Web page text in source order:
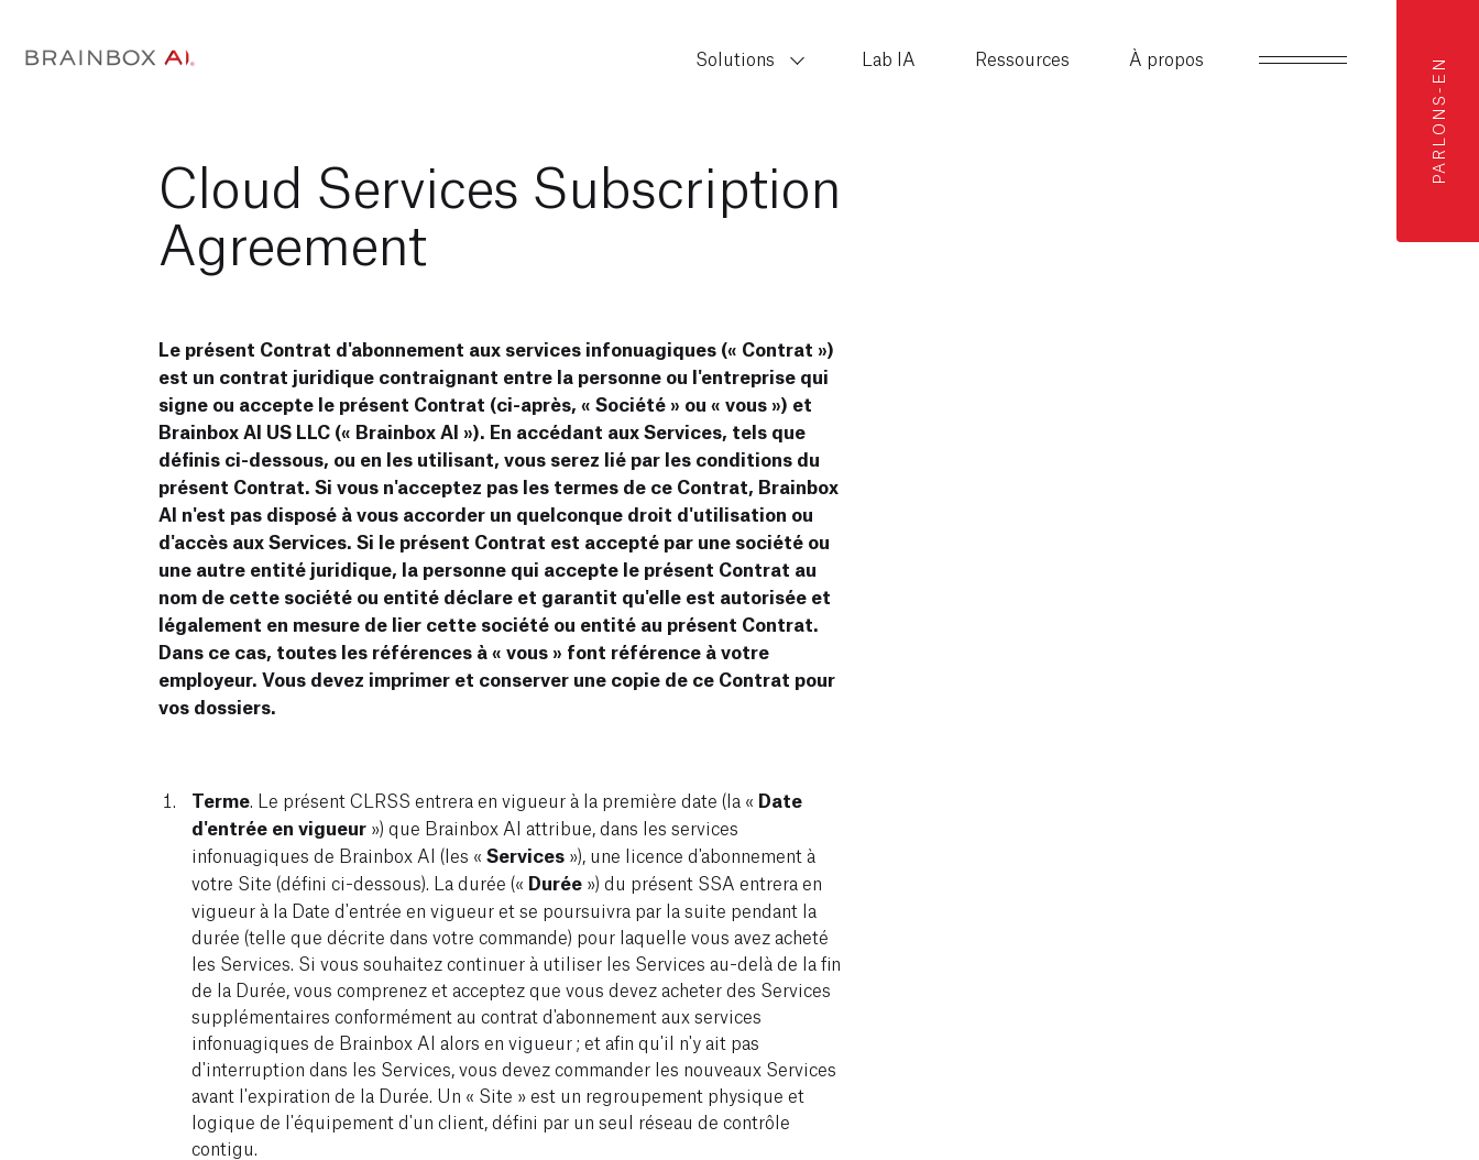
PARLONS-EN
Solutions Lab IA Ressources À propos
Cloud Services Subscription
Agreement
Le présent Contrat d'abonnement aux services infonuagiques (« Contrat »)
est un contrat juridique contraignant entre la personne ou l'entreprise qui
signe ou accepte le présent Contrat (ci-après, « Société » ou « vous ») et
Brainbox AI US LLC (« Brainbox AI »). En accédant aux Services, tels que
définis ci-dessous, ou en les utilisant, vous serez lié par les conditions du
présent Contrat. Si vous n'acceptez pas les termes de ce Contrat, Brainbox
AI n'est pas disposé à vous accorder un quelconque droit d'utilisation ou
d'accès aux Services. Si le présent Contrat est accepté par une société ou
une autre entité juridique, la personne qui accepte le présent Contrat au
nom de cette société ou entité déclare et garantit qu'elle est autorisée et
légalement en mesure de lier cette société ou entité au présent Contrat.
Dans ce cas, toutes les références à « vous » font référence à votre
employeur. Vous devez imprimer et conserver une copie de ce Contrat pour
vos dossiers.
Terme. Le présent CLRSS entrera en vigueur à la première date (la « Date
d'entrée en vigueur») que Brainbox AI attribue, dans les services
infonuagiques de Brainbox AI (les « Services »), une licence d'abonnement à
votre Site (défini ci-dessous). La durée (« Durée») du présent SSA entrera en
vigueur à la Date d'entrée en vigueur et se poursuivra par la suite pendant la
durée (telle que décrite dans votre commande) pour laquelle vous avez acheté
les Services. Si vous souhaitez continuer à utiliser les Services au-delà de la fin
de la Durée, vous comprenez et acceptez que vous devez acheter des Services
supplémentaires conformément au contrat d'abonnement aux services
infonuagiques de Brainbox AI alors en vigueur ; et afin qu'il n'y ait pas
d'interruption dans les Services, vous devez commander les nouveaux Services
avant l'expiration de la Durée. Un « Site » est un regroupement physique et
logique de l'équipement d'un client, défini par un seul réseau de contrôle
contigu.